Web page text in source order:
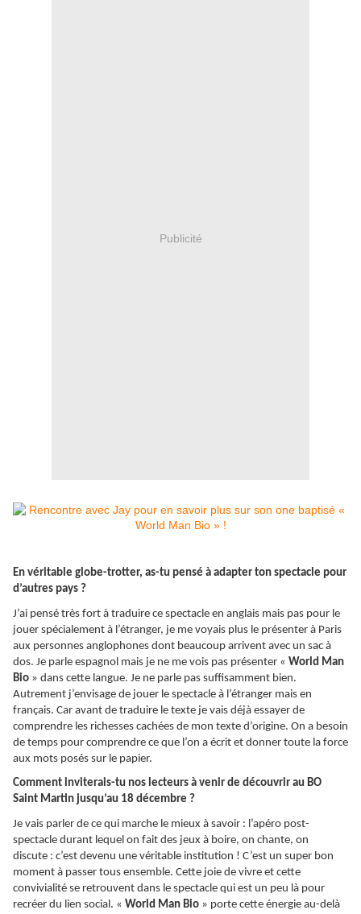
Publicité
En véritable globe-trotter, as-tu pensé à adapter ton spectacle pour
d’autres pays ?
J’ai pensé très fort à traduire ce spectacle en anglais mais pas pour le
jouer spécialement à l’étranger, je me voyais plus le présenter à Paris
aux personnes anglophones dont beaucoup arrivent avec un sac à
dos. Je parle espagnol mais je ne me vois pas présenter « World Man
Bio » dans cette langue. Je ne parle pas suffisamment bien.
Autrement j’envisage de jouer le spectacle à l’étranger mais en
français. Car avant de traduire le texte je vais déjà essayer de
comprendre les richesses cachées de mon texte d’origine. On a besoin
de temps pour comprendre ce que l’on a écrit et donner toute la force
aux mots posés sur le papier.
Comment inviterais-tu nos lecteurs à venir de découvrir au BO
Saint Martin jusqu’au 18 décembre ?
Je vais parler de ce qui marche le mieux à savoir : l’apéro post-
spectacle durant lequel on fait des jeux à boire, on chante, on
discute : c’est devenu une véritable institution ! C’est un super bon
moment à passer tous ensemble. Cette joie de vivre et cette
convivialité se retrouvent dans le spectacle qui est un peu là pour
recréer du lien social. « World Man Bio » porte cette énergie au-delà